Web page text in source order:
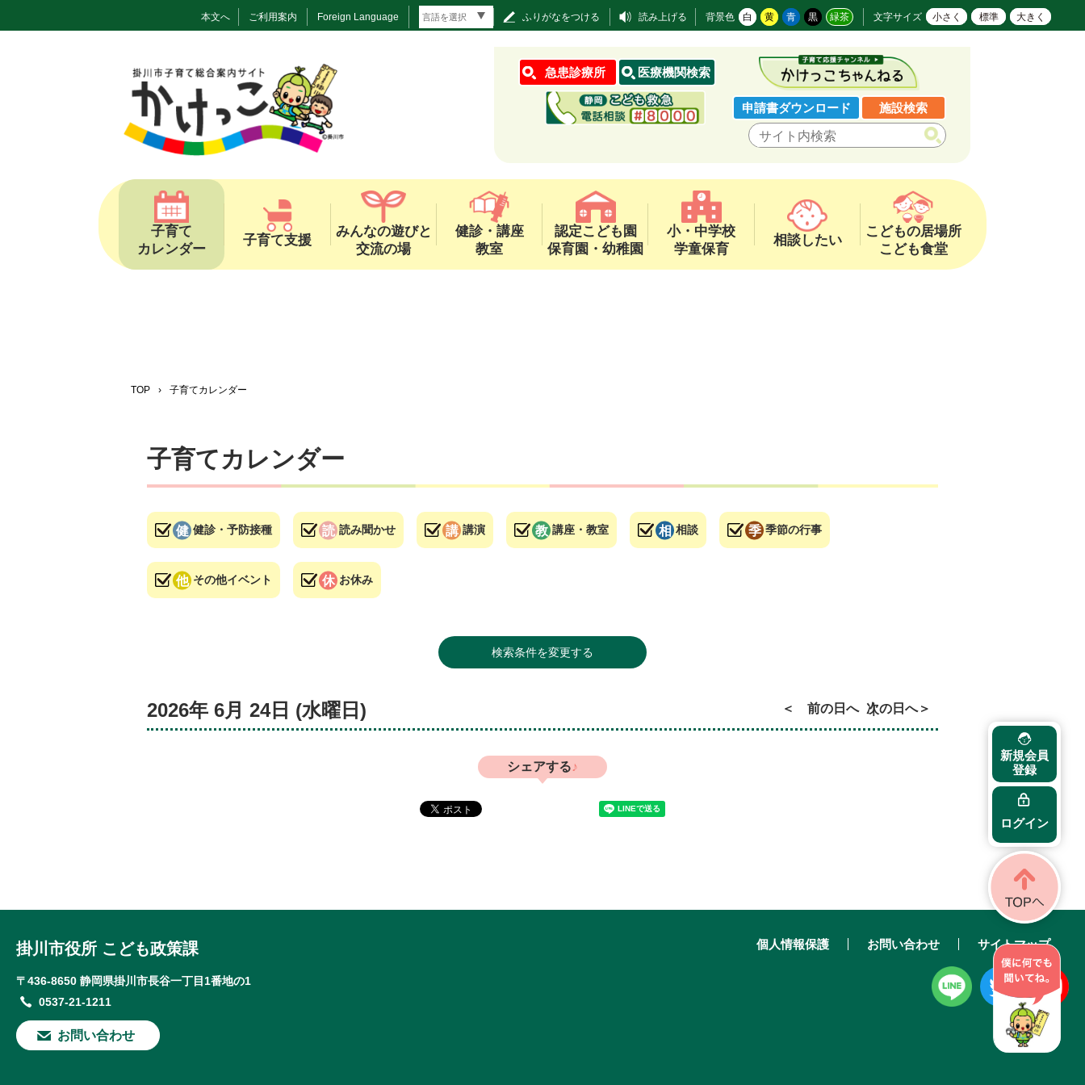
本文へ ご利用案内 Foreign Language ふりがなをつける 読み上げる 背景色 白 黄 青 黒 緑茶 文字サイズ 小さく 標準 大きく
急患診療所 医療機関検索
申請書ダウンロード 施設検索
子育て
カレンダー
子育て支援
みんなの遊びと
交流の場
健診・講座
教室
認定こども園
保育園・幼稚園
小・中学校
学童保育
相談したい
こどもの居場所
こども食堂
TOP › 子育てカレンダー
子育てカレンダー
健診・予防接種 読み聞かせ 講演 講座・教室 相談 季節の行事
その他イベント お休み
検索条件を変更する
2026年 6月 24日 (水曜日 ) 前の日へ 次の日へ
シェアする
新規会員
登録
ログイン
掛川市役所 こども政策課
〒436-8650 静岡県掛川市長谷一丁目1番地の1
0537-21-1211
お問い合わせ
個人情報保護 お問い合わせ サイトマップ